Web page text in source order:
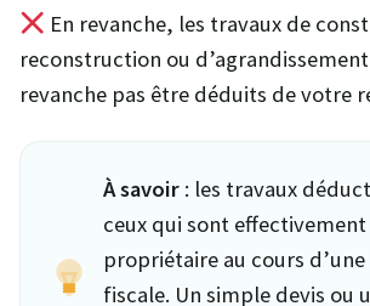
En revanche, les travaux de
reconstruction ou
revanche pas être déduits de votre
À savoir : les travaux
ceux qui sont
propriétaire au cours d’une
fiscale. Un simple devis ou